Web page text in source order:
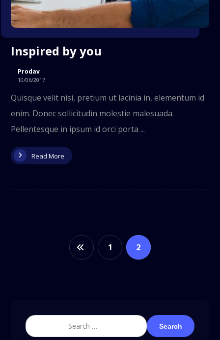
Inspired by you
Prodav
10/06/2017
Quisque velit nisi, pretium ut lacinia in, elementum id
enim. Donec sollicitudin molestie malesuada.
Pellentesque in ipsum id orci porta ...
Read More
1 2
Search